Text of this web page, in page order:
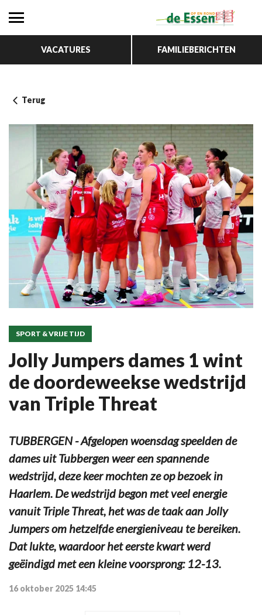
VACATURES FAMILIEBERICHTEN
Terug
SPORT & VRIJE TIJD
Jolly Jumpers dames 1 wint
de doordeweekse wedstrijd
van Triple Threat
TUBBERGEN - Afgelopen woensdag speelden de
dames uit Tubbergen weer een spannende
wedstrijd, deze keer mochten ze op bezoek in
Haarlem. De wedstrijd begon met veel energie
vanuit Triple Threat, het was de taak aan Jolly
Jumpers om hetzelfde energieniveau te bereiken.
Dat lukte, waardoor het eerste kwart werd
geëindigd met een kleine voorsprong: 12-13.
16 oktober 2025 14:45